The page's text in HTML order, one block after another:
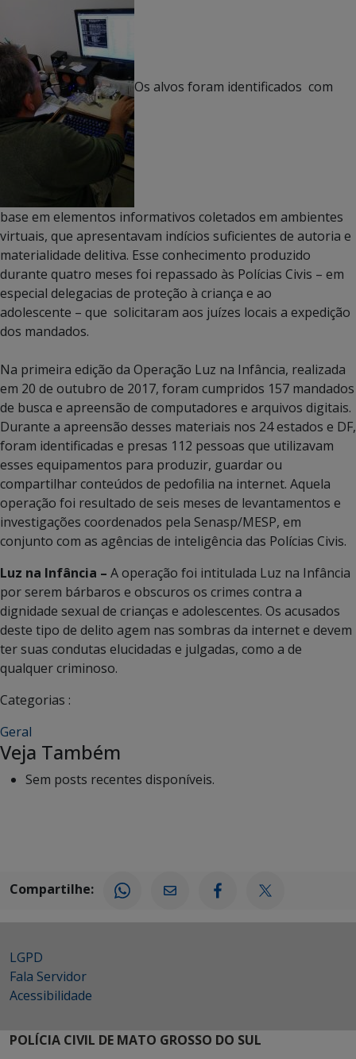
Os alvos foram identificados com
base em elementos informativos coletados em ambientes
virtuais, que apresentavam indícios suficientes de autoria e
materialidade delitiva. Esse conhecimento produzido
durante quatro meses foi repassado às Polícias Civis – em
especial delegacias de proteção à criança e ao
adolescente – que solicitaram aos juízes locais a expedição
dos mandados.
Na primeira edição da Operação Luz na Infância, realizada
em 20 de outubro de 2017, foram cumpridos 157 mandados
de busca e apreensão de computadores e arquivos digitais.
Durante a apreensão desses materiais nos 24 estados e DF,
foram identificadas e presas 112 pessoas que utilizavam
esses equipamentos para produzir, guardar ou
compartilhar conteúdos de pedofilia na internet. Aquela
operação foi resultado de seis meses de levantamentos e
investigações coordenados pela Senasp/MESP, em
conjunto com as agências de inteligência das Polícias Civis.
Luz na Infância – A operação foi intitulada Luz na Infância
por serem bárbaros e obscuros os crimes contra a
dignidade sexual de crianças e adolescentes. Os acusados
deste tipo de delito agem nas sombras da internet e devem
ter suas condutas elucidadas e julgadas, como a de
qualquer criminoso.
Categorias :
Geral
Veja Também
Sem posts recentes disponíveis.
Compartilhe:
LGPD
Fala Servidor
Acessibilidade
POLÍCIA CIVIL DE MATO GROSSO DO SUL